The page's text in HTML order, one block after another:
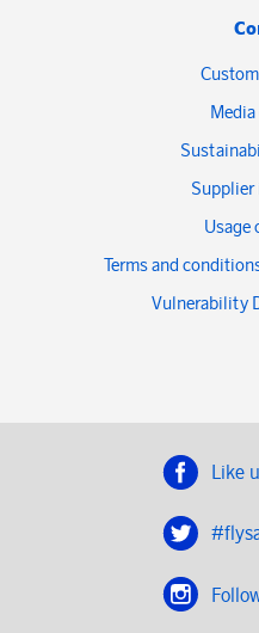
Usage
Terms and
Vulnerability
Like